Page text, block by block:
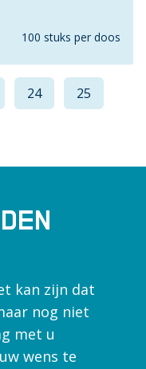
100 stuks per doos
24
25
kan zijn dat
nog niet
met u
wens te